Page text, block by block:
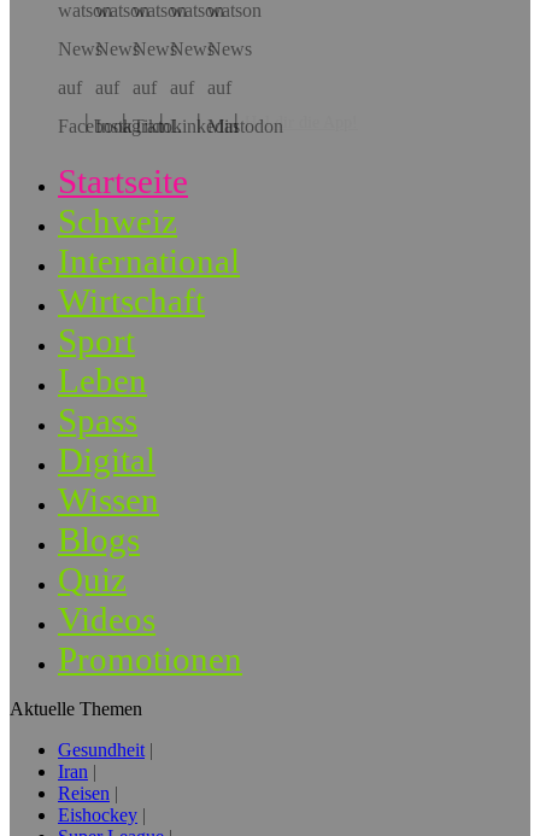
Hol dir die App!
Startseite
Schweiz
International
Wirtschaft
Sport
Leben
Spass
Digital
Wissen
Blogs
Quiz
Videos
Promotionen
Aktuelle Themen
Gesundheit
Iran
Reisen
Eishockey